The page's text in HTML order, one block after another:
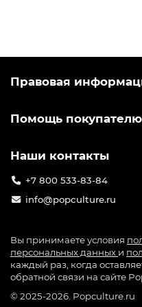
Правовая
Помощь покупателю
Наши контакты
+7 800 533-83-84
info@popculture.ru
Вы принимаете условия
персональных данных и
каждый раз, когда
обратной связи на сайте
© 2025-2026. Popculture.ru